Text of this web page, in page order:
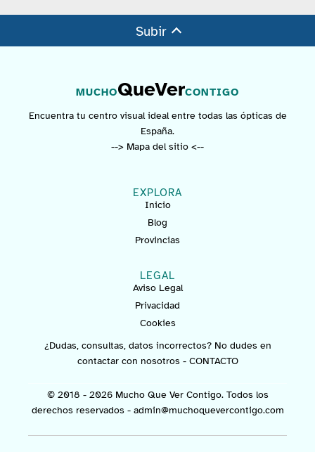
Subir
MUCHOQueVerCONTIGO
Encuentra tu centro visual ideal entre todas las ópticas de
España.
--> Mapa del sitio <--
EXPLORA
Inicio
Blog
Provincias
LEGAL
Aviso Legal
Privacidad
Cookies
¿Dudas, consultas, datos incorrectos? No dudes en
contactar con nosotros - CONTACTO
© 2018 - 2026 Mucho Que Ver Contigo. Todos los
derechos reservados - admin@muchoquevercontigo.com